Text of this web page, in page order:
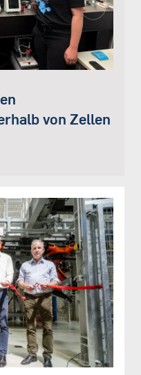
von Zellen